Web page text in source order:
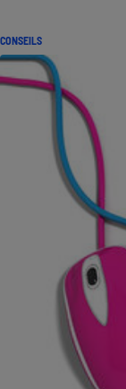
CONSEILS